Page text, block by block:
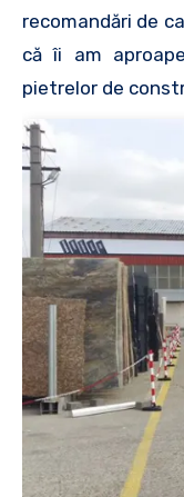
recomandări de
că îi am
pietrelor de